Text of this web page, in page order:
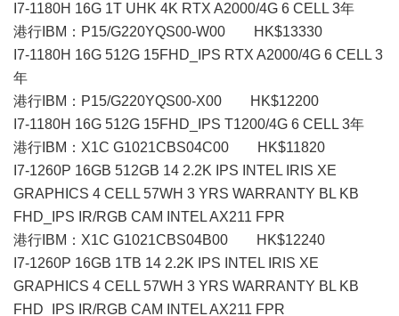
I7-1180H 16G 1T UHK 4K RTX A2000/4G 6 CELL 3年
港行IBM：P15/G220YQS00-W00 HK$13330
I7-1180H 16G 512G 15FHD_IPS RTX A2000/4G 6 CELL 3
年
港行IBM：P15/G220YQS00-X00 HK$12200
I7-1180H 16G 512G 15FHD_IPS T1200/4G 6 CELL 3年
港行IBM：X1C G1021CBS04C00 HK$11820
I7-1260P 16GB 512GB 14 2.2K IPS INTEL IRIS XE
GRAPHICS 4 CELL 57WH 3 YRS WARRANTY BL KB
FHD_IPS IR/RGB CAM INTEL AX211 FPR
港行IBM：X1C G1021CBS04B00 HK$12240
I7-1260P 16GB 1TB 14 2.2K IPS INTEL IRIS XE
GRAPHICS 4 CELL 57WH 3 YRS WARRANTY BL KB
FHD_IPS IR/RGB CAM INTEL AX211 FPR